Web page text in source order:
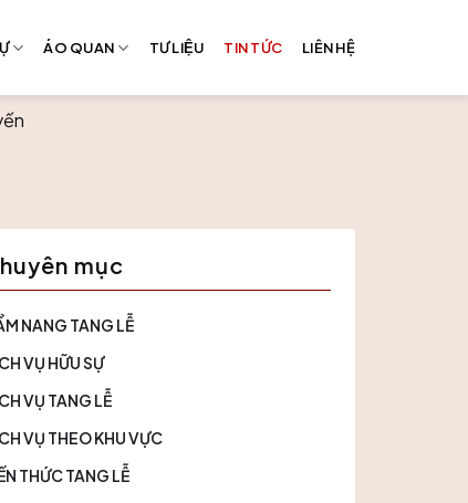
ÁO QUAN TƯ LIỆU TIN TỨC LIÊN HỆ
mục
NANG TANG LỄ
VỤ HỮU SỰ
VỤ TANG LỄ
VỤ THEO KHU VỰC
THỨC TANG LỄ